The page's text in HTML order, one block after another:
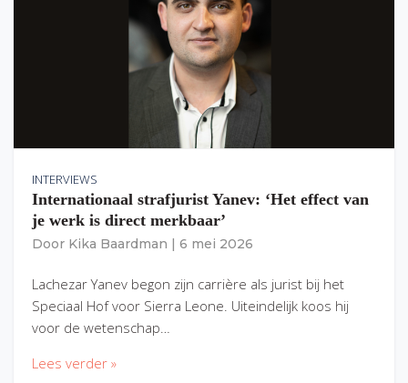
INTERVIEWS
Internationaal strafjurist Yanev: ‘Het effect van
je werk is direct merkbaar’
Door Kika Baardman 6 mei 2026
Lachezar Yanev begon zijn carrière als jurist bij het
Speciaal Hof voor Sierra Leone. Uiteindelijk koos hij
voor de wetenschap…
Lees verder »